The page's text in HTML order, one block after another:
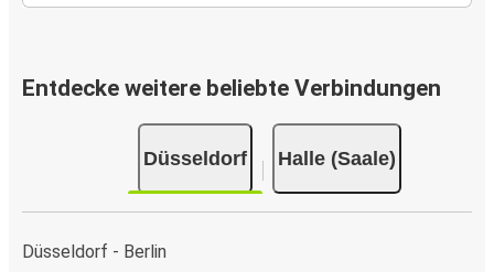
Entdecke weitere beliebte Verbindungen
Düsseldorf Halle (Saale)
Düsseldorf - Berlin